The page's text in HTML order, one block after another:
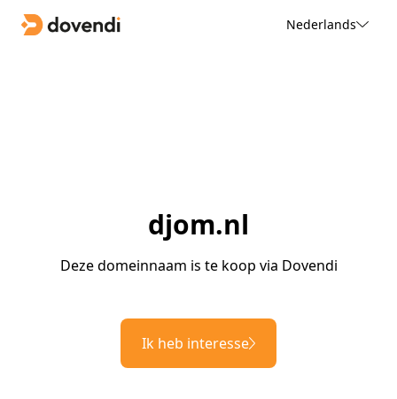
Nederlands
djom.nl
Deze domeinnaam is te koop via Dovendi
Ik heb interesse